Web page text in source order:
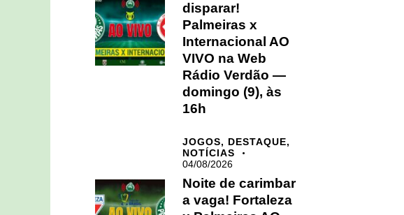
disparar!
Palmeiras x
Internacional AO
VIVO na Web
Rádio Verdão —
domingo (9), às
16h
JOGOS, DESTAQUE,
NOTÍCIAS
04/08/2026
Noite de carimbar
a vaga! Fortaleza